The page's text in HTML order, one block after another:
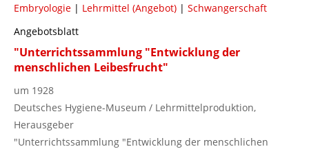
Embryologie | Lehrmittel (Angebot) | Schwangerschaft
Angebotsblatt
"Unterrichtssammlung "Entwicklung der
menschlichen Leibesfrucht"
um 1928
Deutsches Hygiene-Museum / Lehrmittelproduktion,
Herausgeber
"Unterrichtssammlung "Entwicklung der menschlichen